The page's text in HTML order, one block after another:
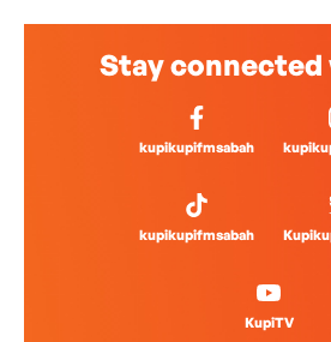
Stay connected
kupikupifmsabah
kupikupifmsabah
KupiTV